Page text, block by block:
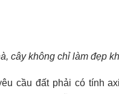
cây không chỉ làm đẹp
cầu đất phải có tính